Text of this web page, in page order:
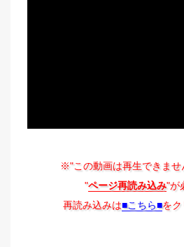
※"この動画は再生できませ
"ページ再読み込み"が
再読み込みは■こちら■をク